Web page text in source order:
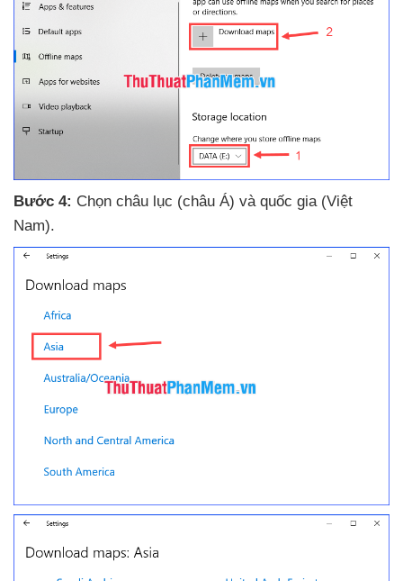
Bước 4: Chọn châu lục (châu Á) và quốc gia (Việt
Nam).